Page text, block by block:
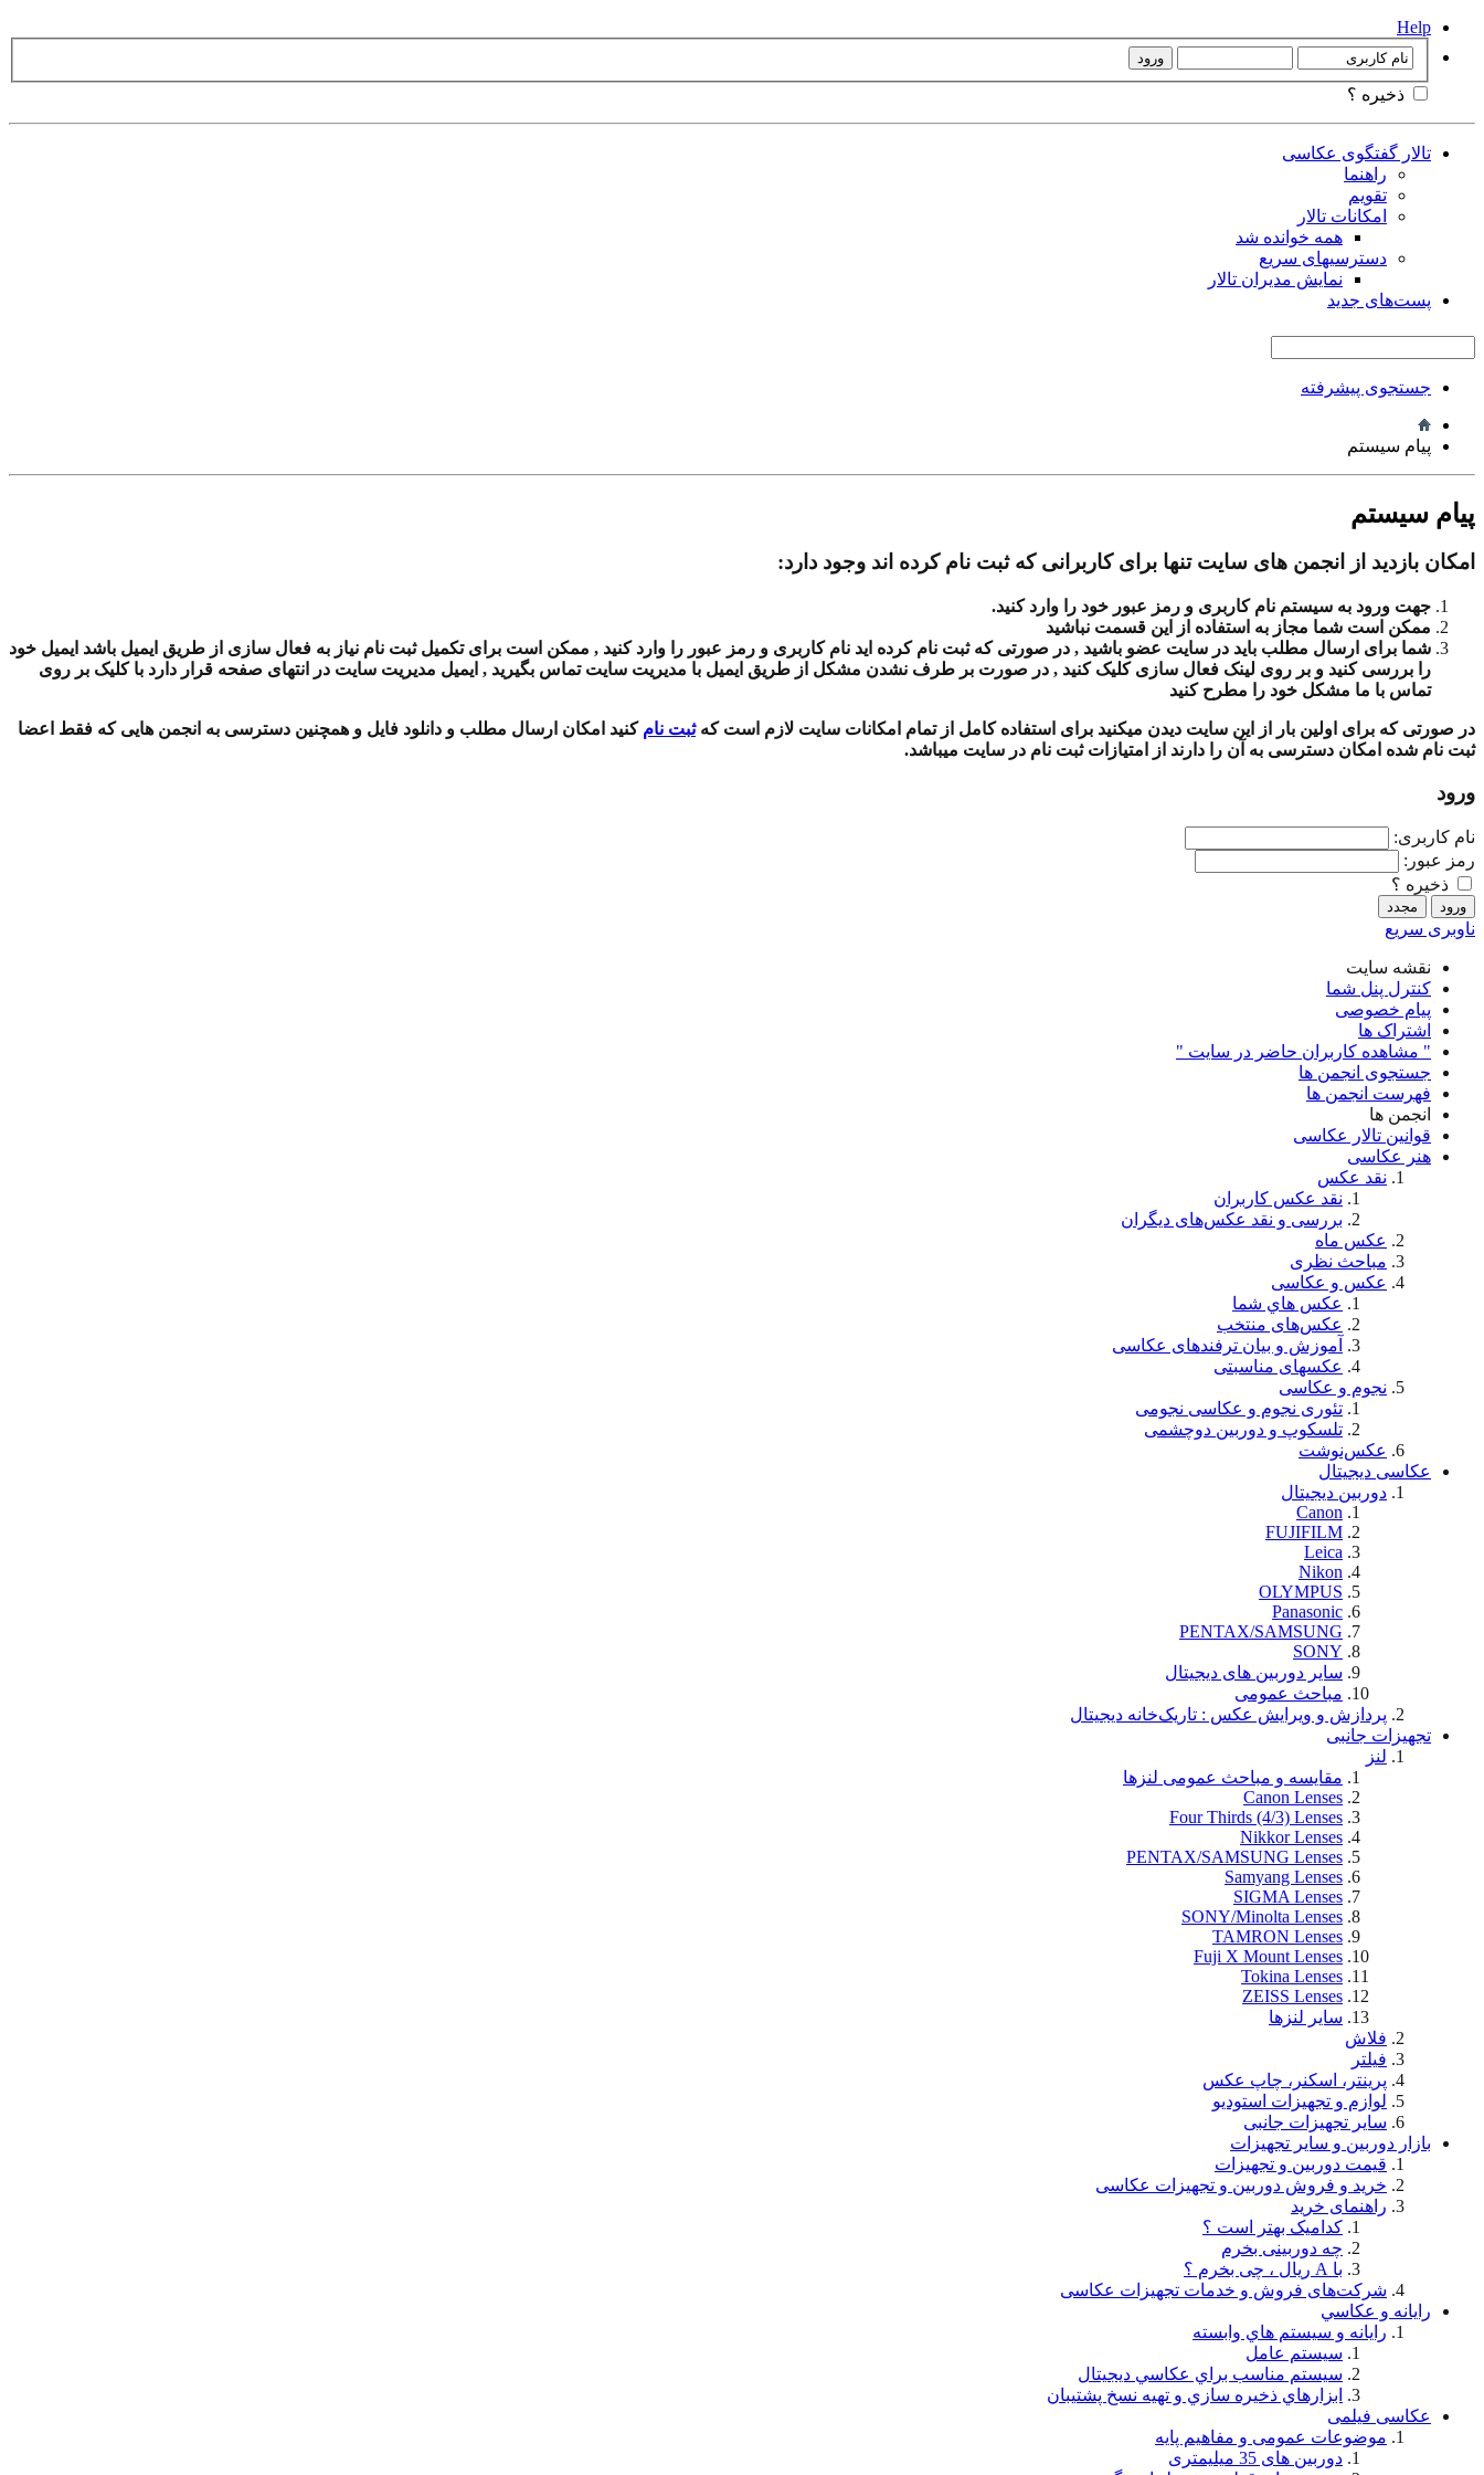
Help
ذخیره ؟
تالار گفتگوی عکاسی
راهنما
تقویم
امکانات تالار
همه خوانده شد
دسترسیهای سریع
نمایش مدیران تالار
پست‌های جدید
جستجوی پیشرفته
پیام سیستم
پیام سیستم
امکان بازدید از انجمن های سایت تنها برای کاربرانی که ثبت نام کرده اند وجود دارد:
جهت ورود به سیستم نام کاربری و رمز عبور خود را وارد کنید.
ممکن است شما مجاز به استفاده از این قسمت نباشید
شما برای ارسال مطلب باید در سایت عضو باشید , در صورتی که ثبت نام کرده اید نام کاربری و رمز عبور را وارد کنید , ممکن است برای تکمیل ثبت نام نیاز به فعال سازی از طریق ایمیل باشد ایمیل خود
را بررسی کنید و بر روی لینک فعال سازی کلیک کنید , در صورت بر طرف نشدن مشکل از طریق ایمیل با مدیریت سایت تماس بگیرید , ایمیل مدیریت سایت در انتهای صفحه قرار دارد با کلیک بر روی
تماس با ما مشکل خود را مطرح کنید
در صورتی که برای اولین بار از این سایت دیدن میکنید برای استفاده کامل از تمام امکانات سایت لازم است کهثبت نام کنید امکان ارسال مطلب و دانلود فایل و همچنین دسترسی به انجمن هایی که فقط اعضا
ثبت نام شده امکان دسترسی به آن را دارند از امتیازات ثبت نام در سایت میباشد.
ورود
نام کاربری:
رمز عبور:
ذخیره ؟
ناوبری سریع
نقشه سایت
کنترل پنل شما
پیام خصوصی
اشتراک ها
" مشاهده کاربران حاضر در سایت "
جستجوی انجمن ها
فهرست انجمن ها
انجمن ها
قوانین تالار عکاسی
هنر عکاسی
نقد عکس
نقد عکس کاربران
بررسی و نقد عکس‌های دیگران
عکس ماه
مباحث نظری
عکس و عکاسی
عكس هاي شما
عکس‌های منتخب
آموزش و بیان ترفندهای عکاسی
عکسهای مناسبتی
نجوم و عکاسی
تئوری نجوم و عکاسی نجومی
تلسکوپ و دوربین دوچشمی
عکس‌نوشت
عکاسی دیجیتال
دوربین دیجیتال
Canon
FUJIFILM
Leica
Nikon
OLYMPUS
Panasonic
PENTAX/SAMSUNG
SONY
سایر دوربین های دیجیتال
مباحث عمومی
پردازش و ویرایش عکس : تاریک‌خانه دیجیتال
تجهيزات جانبی
لنز
مقایسه و مباحث عمومی لنزها
Canon Lenses
Four Thirds (4/3) Lenses
Nikkor Lenses
PENTAX/SAMSUNG Lenses
Samyang Lenses
SIGMA Lenses
SONY/Minolta Lenses
TAMRON Lenses
Fuji X Mount Lenses
Tokina Lenses
ZEISS Lenses
سایر لنزها
فلاش
فيلتر
پرینتر، اسکنر، چاپ عکس
لوازم و تجهيزات استودیو
سایر تجهیزات جانبی
بازار دوربین و سایر تجهیزات
قیمت دوربین و تجهیزات
خرید و فروش دوربین و تجهیزات عکاسی
راهنمای خرید
کدامیک بهتر است ؟
چه دوربینی بخرم
با A ریال ، چی بخرم ؟
شركت‌های فروش و خدمات تجهيزات عكاسی
رايانه و عكاسي
رايانه و سيستم هاي وابسته
سيستم عامل
سيستم مناسب براي عكاسي ديجيتال
ابزارهاي ذخيره سازي و تهيه نسخ پشتيبان
عکاسی فیلمی
موضوعات عمومی و مفاهيم پايه
دوربین های 35 میلیمتری